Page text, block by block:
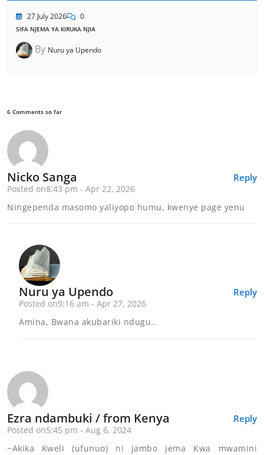
27 July 2026 0
SIFA NJEMA YA KIRUKA NJIA
By Nuru ya Upendo
6 Comments so far
Reply
Nicko Sanga
Posted on8:43 pm - Apr 22, 2026
Ningependa masomo yaliyopo humu, kwenye page yenu
Reply
Nuru ya Upendo
Posted on9:16 am - Apr 27, 2026
Amina, Bwana akubariki ndugu..
Reply
Ezra ndambuki / from Kenya
Posted on5:45 pm - Aug 6, 2024
~Akika Kweli (ufunuo) ni Jambo jema Kwa mwamini